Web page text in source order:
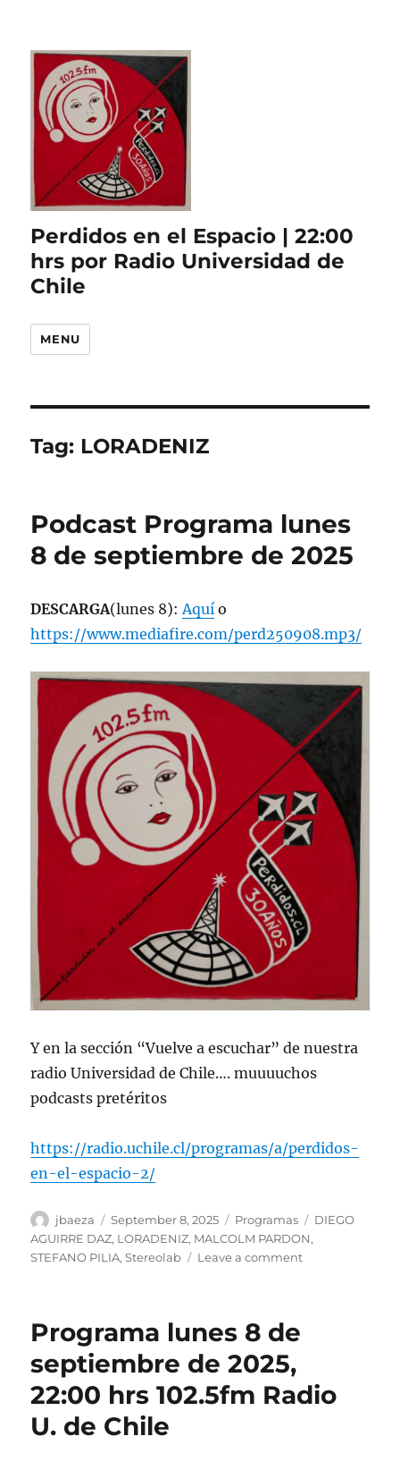
Perdidos en el Espacio | 22:00
hrs por Radio Universidad de
Chile
MENU
Tag: LORADENIZ
Podcast Programa lunes
8 de septiembre de 2025
DESCARGA(lunes 8):Aquí o
https://www.mediafire.com/perd250908.mp3/
Y en la sección “Vuelve a escuchar” de nuestra
radio Universidad de Chile…. muuuuchos
podcasts pretéritos
https://radio.uchile.cl/programas/a/perdidos-
en-el-espacio-2/
Author
jbaeza
Posted
on
September 8, 2025 Categories
Programas Tags
DIEGO
AGUIRRE DAZ, LORADENIZ, MALCOLM PARDON,
STEFANO PILIA,Stereolab Leave a commenton
de
2025
Programa lunes 8 de
septiembre de 2025,
22:00 hrs 102.5fm Radio
U. de Chile